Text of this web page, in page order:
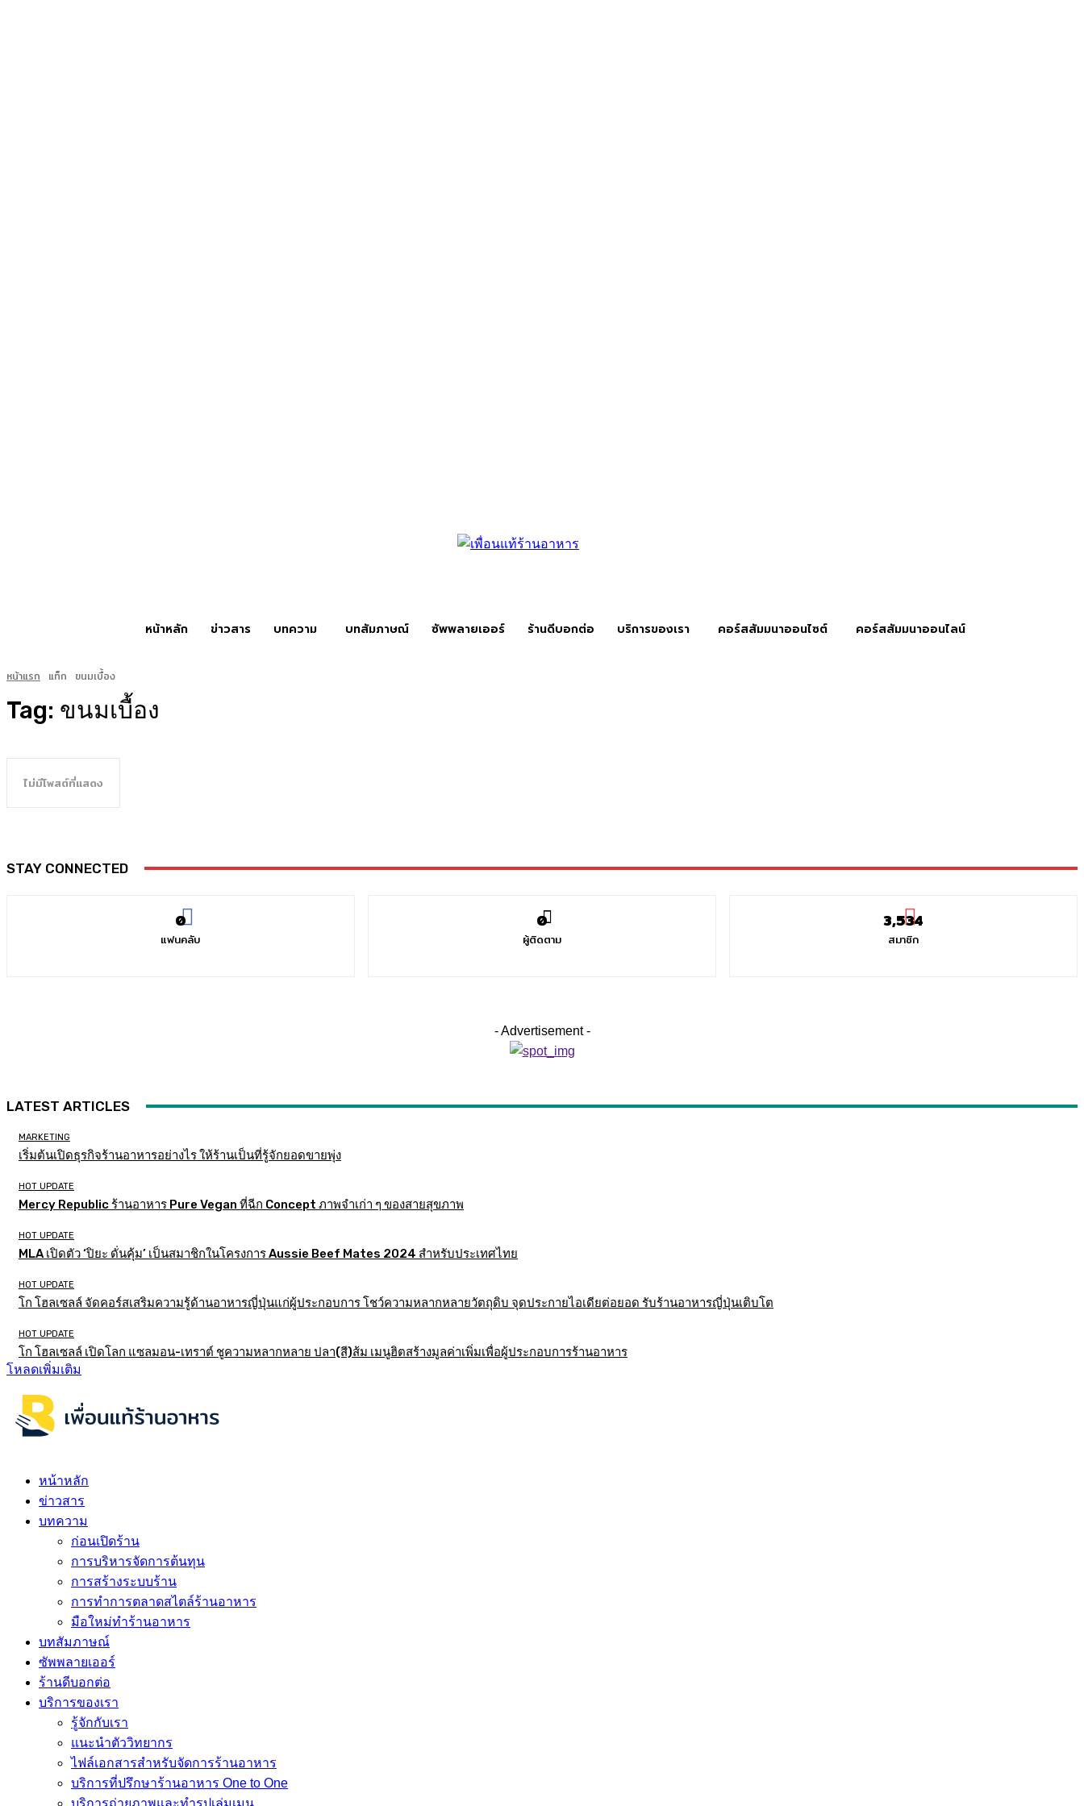
หน้าหลัก ข่าวสาร บทความ บทสัมภาษณ์ ซัพพลายเออร์ ร้านดีบอกต่อ บริการของเรา คอร์สสัมมนาออนไซต์ คอร์สสัมมนาออนไลน์
หน้าแรก แท็ก ขนมเบื้อง
Tag: ขนมเบื้อง
ไม่มีโพสต์ที่แสดง
STAY CONNECTED
0
แฟนคลับ
0
ผู้ติดตาม
3,534
สมาชิก
- Advertisement -
LATEST ARTICLES
MARKETING
เริ่มต้นเปิดธุรกิจร้านอาหารอย่างไร ให้ร้านเป็นที่รู้จักยอดขายพุ่ง
HOT UPDATE
Mercy Republic ร้านอาหาร Pure Vegan ที่ฉีก Concept ภาพจำเก่า ๆ ของสายสุขภาพ
HOT UPDATE
MLA เปิดตัว ‘ปิยะ ดั่นคุ้ม’ เป็นสมาชิกในโครงการ Aussie Beef Mates 2024 สำหรับประเทศไทย
HOT UPDATE
โก โฮลเซลล์ จัดคอร์สเสริมความรู้ด้านอาหารญี่ปุ่นแก่ผู้ประกอบการ โชว์ความหลากหลายวัตถุดิบ จุดประกายไอเดียต่อยอด รับร้านอาหารญี่ปุ่นเติบโต
HOT UPDATE
โก โฮลเซลล์ เปิดโลก แซลมอน-เทราต์ ชูความหลากหลาย ปลา(สี)ส้ม เมนูฮิตสร้างมูลค่าเพิ่มเพื่อผู้ประกอบการร้านอาหาร
โหลดเพิ่มเติม
หน้าหลัก
ข่าวสาร
บทความ
ก่อนเปิดร้าน
การบริหารจัดการต้นทุน
การสร้างระบบร้าน
การทำการตลาดสไตล์ร้านอาหาร
มือใหม่ทำร้านอาหาร
บทสัมภาษณ์
ซัพพลายเออร์
ร้านดีบอกต่อ
บริการของเรา
รู้จักกับเรา
แนะนำตัววิทยากร
ไฟล์เอกสารสำหรับจัดการร้านอาหาร
บริการที่ปรึกษาร้านอาหาร One to One
บริการถ่ายภาพและทำรูปเล่มเมนู